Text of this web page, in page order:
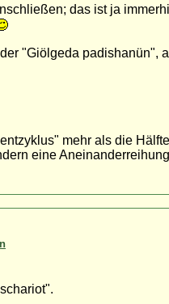
das ist ja
"Giölgeda padishanün",
mehr als die
eine